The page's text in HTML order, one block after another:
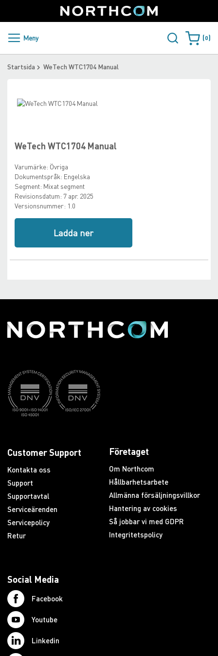
to
Content
Sweden
PRODUKTER OCH LÖSNINGAR
ÅTERFÖRSÄLJARE
Meny Varukorgen
0
Startsida WeTech WTC1704 Manual
WeTech WTC1704 Manual
Varumärke: Övriga
Dokumentspråk: Engelska
Segment: Mixat segment
Revisionsdatum: 7 apr. 2025
Versionsnummer: 1.0
Ladda ner
Skip
of
the
gallery
beginning
of
images
gallery
Customer Support
Kontakta oss
Support
Supportavtal
Serviceärenden
Servicepolicy
Retur
Företaget
Om Northcom
Hållbarhetsarbete
Allmänna försäljningsvillkor
Hantering av cookies
Så jobbar vi med GDPR
Integritetspolicy
Social Media
Facebook
Youtube
Linkedin